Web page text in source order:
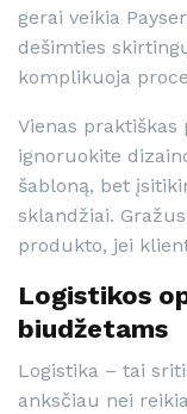
gerai veikia
dešimties
komplikuoja
Vienas praktiškas
ignoruokite
šabloną, bet
sklandžiai.
produkto, jei
Logistikos
biudžetams
Logistika – tai
anksčiau nei